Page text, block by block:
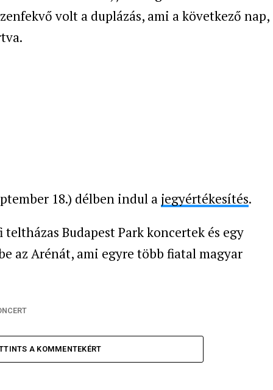
volt a duplázás, ami a következő nap,
18.) délben indul a jegyértékesítés.
Budapest Park koncertek és egy
az Arénát, ami egyre több fiatal magyar
A KOMMENTEKÉRT